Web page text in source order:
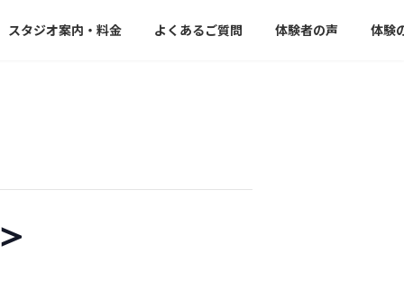
スタジオ案内・料金 よくあるご質問 体験者の声 体験